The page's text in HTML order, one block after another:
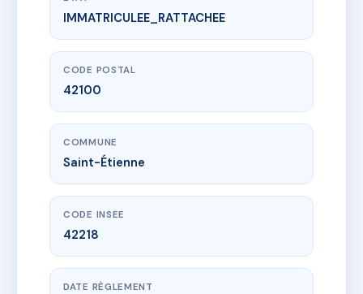
www.vme.plus/AD9418724
1 & 3 Rue de la Vivaraize
1 r vivaraize42100 Saint-Étienne
IMMATRICULEE_RATTACHEE
CODE POSTAL
42100
COMMUNE
Saint-Étienne
CODE INSEE
42218
DATE RÈGLEMENT